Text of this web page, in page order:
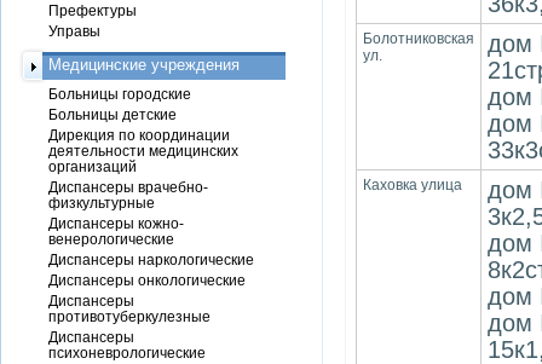
Болотниковская
ул.
дом
дом
дом
Каховка улица
дом
дом
дом
дом
Префектуры
Управы
Медицинские учреждения
Больницы городские
Больницы детские
Дирекция по координации
деятельности медицинских
организаций
Диспансеры врачебно-
физкультурные
Диспансеры кожно-
венерологические
Диспансеры наркологические
Диспансеры онкологические
Диспансеры
противотуберкулезные
Диспансеры
психоневрологические